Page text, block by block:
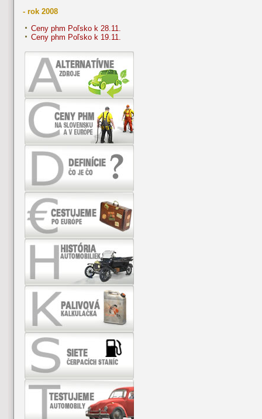
- rok 2008
Ceny phm Poľsko k 28.11.
Ceny phm Poľsko k 19.11.